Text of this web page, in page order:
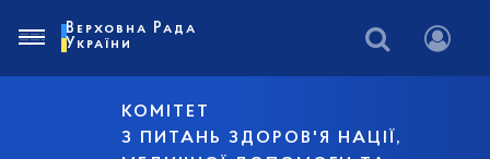
КОМІТЕТ
З ПИТАНЬ ЗДОРОВ'Я НАЦІЇ,
Верховна Рада
України